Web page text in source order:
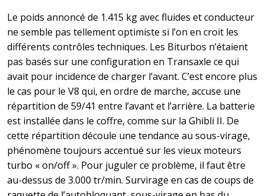
Le poids annoncé de 1.415 kg avec fluides et conducteur
ne semble pas tellement optimiste si l’on en croit les
différents contrôles techniques. Les Biturbos n’étaient
pas basés sur une configuration en Transaxle ce qui
avait pour incidence de charger l’avant. C’est encore plus
le cas pour le V8 qui, en ordre de marche, accuse une
répartition de 59/41 entre l’avant et l’arrière. La batterie
est installée dans le coffre, comme sur la Ghibli II. De
cette répartition découle une tendance au sous-virage,
phénomène toujours accentué sur les vieux moteurs
turbo « on/off ». Pour juguler ce problème, il faut être
au-dessus de 3.000 tr/min. Survirage en cas de coups de